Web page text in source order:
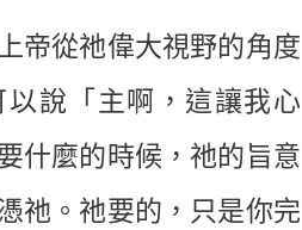
帝從祂偉大視野的角度
說「主啊，這讓我心
什麼的時候，祂的旨意
祂。祂要的，只是你完